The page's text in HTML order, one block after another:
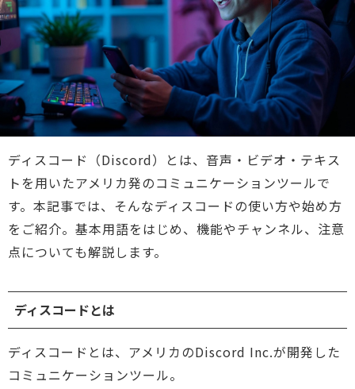
ディスコード（Discord）とは、音声・ビデオ・テキス
トを用いたアメリカ発のコミュニケーションツールで
す。本記事では、そんなディスコードの使い方や始め方
をご紹介。基本用語をはじめ、機能やチャンネル、注意
点についても解説します。
ディスコードとは
ディスコードとは、アメリカのDiscord Inc.が開発した
コミュニケーションツール。